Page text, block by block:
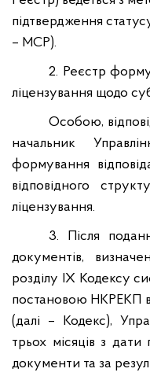
підтвердження
– МСР).
2. Реєстр
ліцензування щодо
Особою,
начальник
формування
відповідного
ліцензування.
3. Після
документів,
розділу IX Кодексу
постановою НКРЕКП
(далі – Кодекс),
трьох місяців з дати
документи та за